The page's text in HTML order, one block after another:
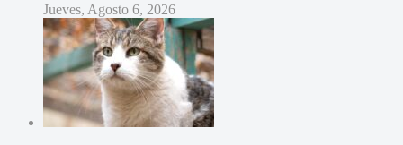
Jueves, Agosto 6, 2026